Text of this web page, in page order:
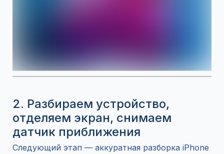
2. Разбираем устройство,
отделяем экран, снимаем
датчик приближения
Следующий этап — аккуратная разборка iPhone